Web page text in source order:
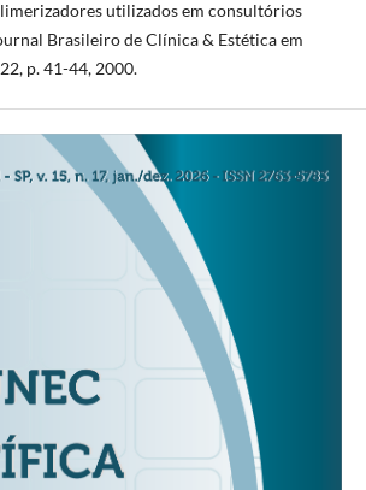
utilizados em consultórios
Brasileiro de Clínica & Estética em
p. 41-44, 2000.